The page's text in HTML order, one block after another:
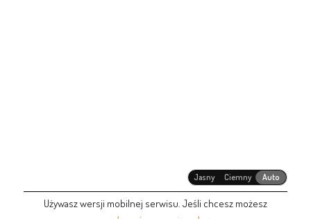
Jasny Ciemny Auto
Używasz wersji mobilnej serwisu. Jeśli chcesz możesz